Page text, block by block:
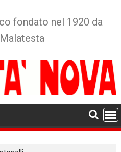
fondato nel 1920 da